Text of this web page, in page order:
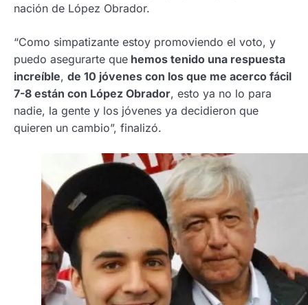
nación de López Obrador.
“Como simpatizante estoy promoviendo el voto, y
puedo asegurarte que hemos tenido una respuesta
increíble, de 10 jóvenes con los que me acerco fácil
7-8 están con López Obrador, esto ya no lo para
nadie, la gente y los jóvenes ya decidieron que
quieren un cambio”, finalizó.